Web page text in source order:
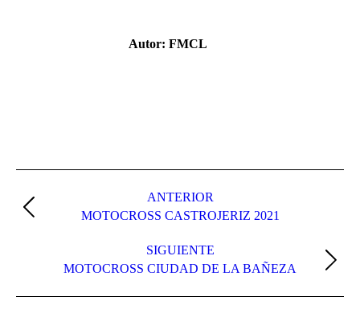
Autor: FMCL
entre
publicaciones
ANTERIOR
Publicación
MOTOCROSS CASTROJERIZ 2021
SIGUIENTE
Publicación
MOTOCROSS CIUDAD DE LA BAÑEZA